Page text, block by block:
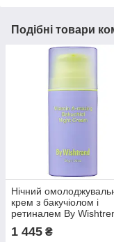
Подібні товари
Нічний
крем з бакучіолом і
ретиналем By
Vitamin A-Mazing
Night Cream 30 мл
1 445 ₴